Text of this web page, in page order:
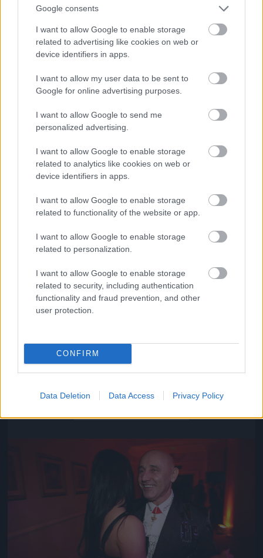
Google consents
I want to allow Google to enable storage
related to advertising like cookies on web or
device identifiers in apps.
I want to allow my user data to be sent to
Google for online advertising purposes.
I want to allow Google to send me
personalized advertising.
I want to allow Google to enable storage
related to analytics like cookies on web or
device identifiers in apps.
I want to allow Google to enable storage
related to functionality of the website or app.
I want to allow Google to enable storage
related to personalization.
I want to allow Google to enable storage
related to security, including authentication
functionality and fraud prevention, and other
user protection.
CONFIRM
Data Deletion Data Access Privacy Policy
Fotó: Szécsi István / Velvet
Jön még kép!
Fotó: Szécsi István / Velvet
Jön még kép!